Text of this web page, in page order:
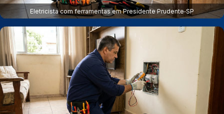
Eletricista com ferramentas em Presidente Prudente‑SP